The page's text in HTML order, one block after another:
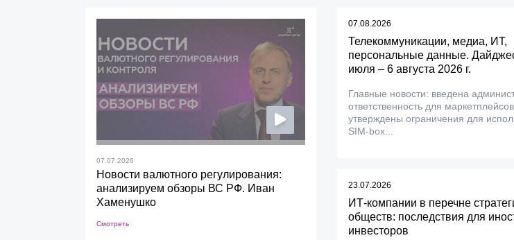
07.07.2026
Новости валютного регулирования:
анализируем обзоры ВС РФ. Иван
Хаменушко
Смотреть
07.08.2026
Телекоммуникации, медиа, ИТ,
персональные данные.
июля – 6 августа 2026 г.
Главные новости: введена
ответственность для
утверждены ограничения для
SIM-box...
23.07.2026
ИТ-компании в перечне
обществ: последствия для
инвесторов